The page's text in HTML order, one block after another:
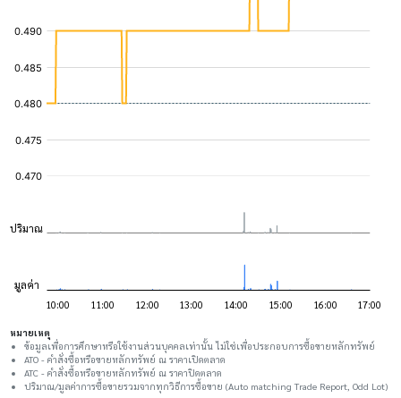
หมายเหตุ
ข้อมูลเพื่อการศึกษาหรือใช้งานส่วนบุคคลเท่านั้น ไม่ใช่เพื่อประกอบการซื้อขายหลักทรัพย์
ATO - คำสั่งซื้อหรือขายหลักทรัพย์ ณ ราคาเปิดตลาด
ATC - คำสั่งซื้อหรือขายหลักทรัพย์ ณ ราคาปิดตลาด
ปริมาณ/มูลค่าการซื้อขายรวมจากทุกวิธีการซื้อขาย (Auto matching Trade Report, Odd Lot)